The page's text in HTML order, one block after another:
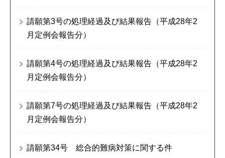
請願第3号の処理経過及び結果報告（平成28年2
月定例会報告分）
請願第4号の処理経過及び結果報告（平成28年2
月定例会報告分）
請願第7号の処理経過及び結果報告（平成28年2
月定例会報告分）
請願第34号 総合的難病対策に関する件